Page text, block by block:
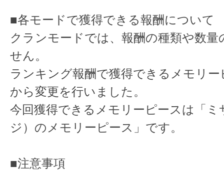
■各モードで獲得できる報酬について
クランモードでは、報酬の種類や数量
せん。
ランキング報酬で獲得できるメモリ
から変更を行いました。
今回獲得できるメモリーピースは「ミ
ジ）のメモリーピース」です。
■注意事項